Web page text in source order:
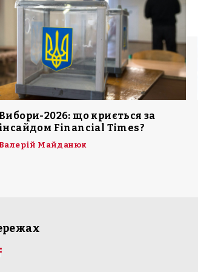
Вибори-2026: що криється за
інсайдом Financial Times?
Валерій Майданюк